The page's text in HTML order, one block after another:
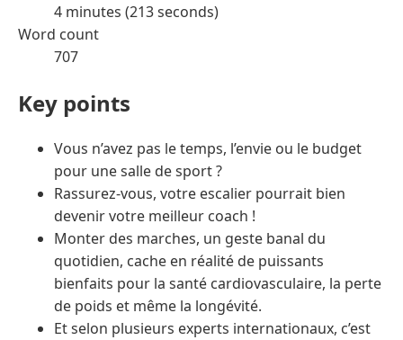
4 minutes (213 seconds)
Word count
707
Key points
Vous n’avez pas le temps, l’envie ou le budget
pour une salle de sport ?
Rassurez-vous, votre escalier pourrait bien
devenir votre meilleur coach !
Monter des marches, un geste banal du
quotidien, cache en réalité de puissants
bienfaits pour la santé cardiovasculaire, la perte
de poids et même la longévité.
Et selon plusieurs experts internationaux, c’est